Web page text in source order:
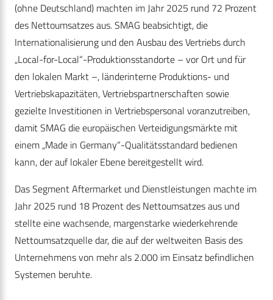
(ohne Deutschland) machten im Jahr 2025 rund 72 Prozent
des Nettoumsatzes aus. SMAG beabsichtigt, die
Internationalisierung und den Ausbau des Vertriebs durch
„Local-for-Local“-Produktionsstandorte – vor Ort und für
den lokalen Markt –, länderinterne Produktions- und
Vertriebskapazitäten, Vertriebspartnerschaften sowie
gezielte Investitionen in Vertriebspersonal voranzutreiben,
damit SMAG die europäischen Verteidigungsmärkte mit
einem „Made in Germany“-Qualitätsstandard bedienen
kann, der auf lokaler Ebene bereitgestellt wird.
Das Segment Aftermarket und Dienstleistungen machte im
Jahr 2025 rund 18 Prozent des Nettoumsatzes aus und
stellte eine wachsende, margenstarke wiederkehrende
Nettoumsatzquelle dar, die auf der weltweiten Basis des
Unternehmens von mehr als 2.000 im Einsatz befindlichen
Systemen beruhte.